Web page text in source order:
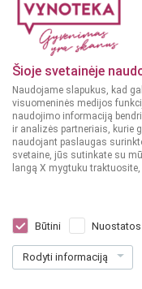
Šioje svetainėje
Naudojame slapukus, kad
visuomeninės medijos
naudojimo informaciją
ir analizės partneriais, kurie
naudojant paslaugas
svetaine, jūs sutinkate su
langą X mygtuku
Būtini Nuostatos
Rodyti informaciją
Parduotuvės 2026-
Naujutėlė, 131-oji
VYNOTEKA
Džiaugiamės ir
platus asortimentas,
leidinio pasiūlymai,
Šilutės pl. 29,
SKAITYTI DAUGIAU